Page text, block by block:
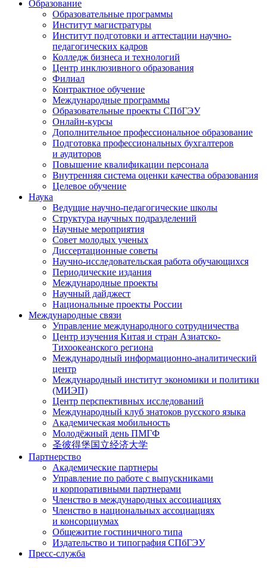
Образование
Образовательные программы
Институт магистратуры
Институт подготовки и аттестации научно-
педагогических кадров
Колледж бизнеса и технологий
Центр инклюзивного образования
Филиал
Контрактное обучение
Международные программы
Образовательные проекты СПбГЭУ
Онлайн-курсы
Дополнительное профессиональное образование
Подготовка профессиональных бухгалтеров
и аудиторов
Повышение квалификации персонала
Внутренняя система оценки качества образования
Целевое обучение
Наука
Ведущие научно-педагогические школы
Структура научных подразделений
Научные мероприятия
Совет молодых ученых
Диссертационные советы
Научно-исследовательская работа обучающихся
Периодические издания
Международные проекты
Научный дайджест
Национальные проекты России
Международные связи
Управление международного сотрудничества
Центр изучения Китая и стран Азиатско-
Тихоокеанского региона
Международный информационно-аналитический
центр
Международный институт экономики и политики
(МИЭП)
Центр перспективных исследований
Международный клуб знатоков русского языка
Академическая мобильность
Молодёжный день ПМГФ
圣彼得堡国立经济大学
Партнерство
Академические партнеры
Управление по работе с выпускниками
и корпоративными партнерами
Членство в международных ассоциациях
Членство в национальных ассоциациях
и консорциумах
Общежитие гостиничного типа
Издательство и типография СПбГЭУ
Пресс-служба